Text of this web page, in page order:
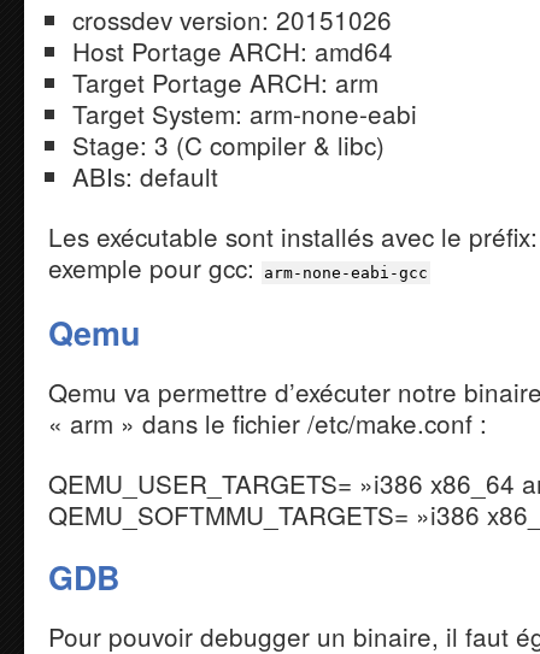
crossdev version: 20151026
Host Portage ARCH: amd64
Target Portage ARCH: arm
Target System: arm-none-eabi
Stage: 3 (C compiler & libc)
ABIs: default
Les exécutable sont installés avec le
exemple pour gcc:
arm-none-eabi-gcc
Qemu
Qemu va permettre d’exécuter notre
« arm » dans le fichier /etc/make.conf :
QEMU_USER_TARGETS= »i386 x86_64
QEMU_SOFTMMU_TARGETS= »i386
GDB
Pour pouvoir debugger un binaire, il faut